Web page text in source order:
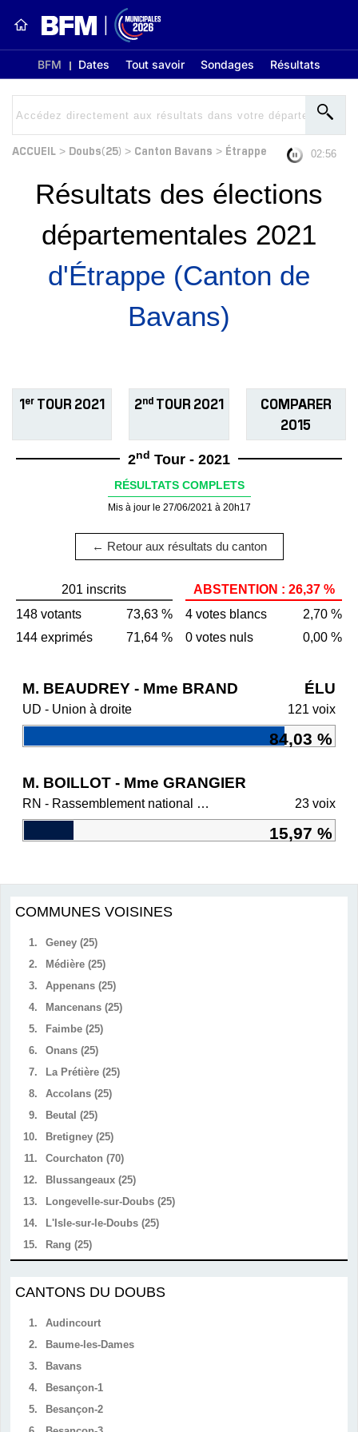
BFM Dates Tout savoir Sondages Résultats
ACCUEIL > Doubs(25) > Canton Bavans > Étrappe 02:56
Résultats des élections
départementales 2021
d'Étrappe (Canton de
Bavans)
1er TOUR 2021 2ndTOUR 2021
COMPARER
2015
2nd Tour - 2021
RÉSULTATS COMPLETS
Mis à jour le 27/06/2021 à 20h17
← Retour aux résultats du canton
201 inscrits
148 votants
73,63 %
144 exprimés
71,64 %
ABSTENTION : 26,37 %
4 votes blancs
2,70 %
0 votes nuls
0,00 %
M. BEAUDREY - Mme BRAND ÉLU
UD - Union à droite 121 voix
84,03 %
M. BOILLOT - Mme GRANGIER
RN - Rassemblement national et ses alliés 23 voix
15,97 %
COMMUNES VOISINES
1.
Geney (25)
2.
Médière (25)
3.
Appenans (25)
4.
Mancenans (25)
5.
Faimbe (25)
6.
Onans (25)
7.
La Prétière (25)
8.
Accolans (25)
9.
Beutal (25)
10.
Bretigney (25)
11.
Courchaton (70)
12.
Blussangeaux (25)
13.
Longevelle-sur-Doubs (25)
14.
L'Isle-sur-le-Doubs (25)
15.
Rang (25)
CANTONS DU DOUBS
1.
Audincourt
2.
Baume-les-Dames
3.
Bavans
4.
Besançon-1
5.
Besançon-2